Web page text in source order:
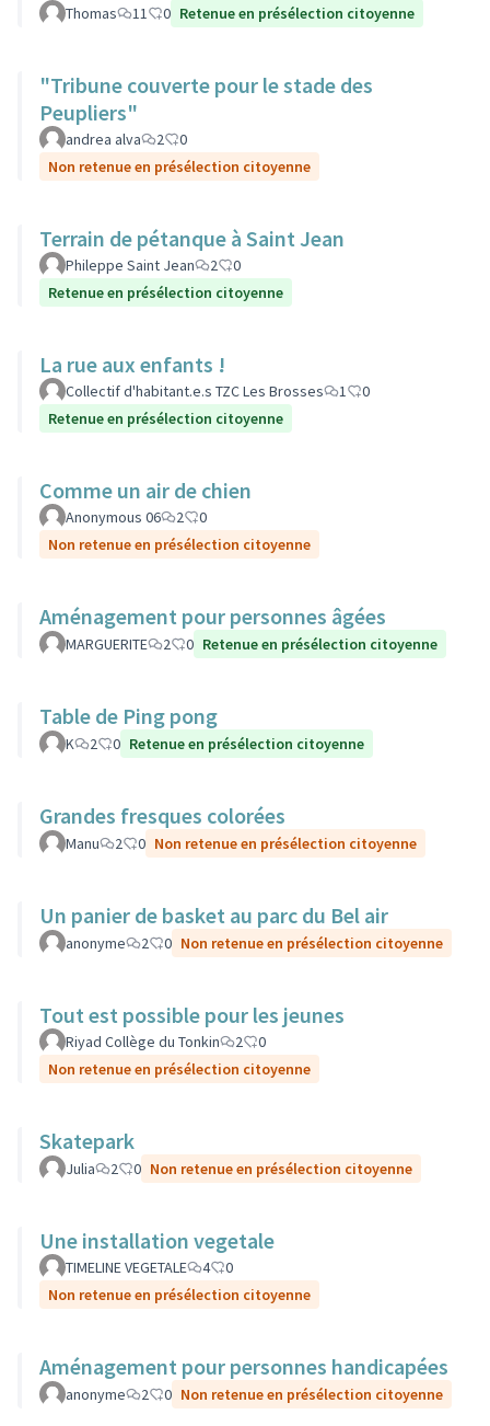
Thomas 11 0 Retenue en présélection citoyenne
"Tribune couverte pour le stade des
Peupliers"
andrea alva 2
0
Non retenue en présélection citoyenne
Terrain de pétanque à Saint Jean
Phileppe Saint Jean 2
0
Retenue en présélection citoyenne
La rue aux enfants !
Collectif d'habitant.e.s TZC Les Brosses 1
0
Retenue en présélection citoyenne
Comme un air de chien
Anonymous 06 2
0
Non retenue en présélection citoyenne
Aménagement pour personnes âgées
MARGUERITE 2 0 Retenue en présélection citoyenne
Table de Ping pong
K 2 0 Retenue en présélection citoyenne
Grandes fresques colorées
Manu 2 0 Non retenue en présélection citoyenne
Un panier de basket au parc du Bel air
anonyme 2 0 Non retenue en présélection citoyenne
Tout est possible pour les jeunes
Riyad Collège du Tonkin 2
0
Non retenue en présélection citoyenne
Skatepark
Julia 2 0 Non retenue en présélection citoyenne
Une installation vegetale
TIMELINE VEGETALE 4
0
Non retenue en présélection citoyenne
Aménagement pour personnes handicapées
anonyme 2 0 Non retenue en présélection citoyenne